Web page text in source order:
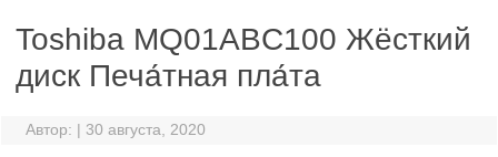
Toshiba MQ01ABC100 Жёсткий
диск Печа́тная пла́та
Автор: | 30 августа, 2020